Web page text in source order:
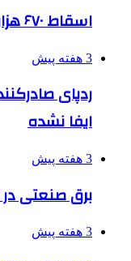
اسقاط ۶۷۰ هزار خودروی فرسوده طی ۳ سال
3 هفته پیش
ردپای
ایفا نشده
3 هفته پیش
برق صنعتی در ایران ۱۵ برابر
3 هفته پیش